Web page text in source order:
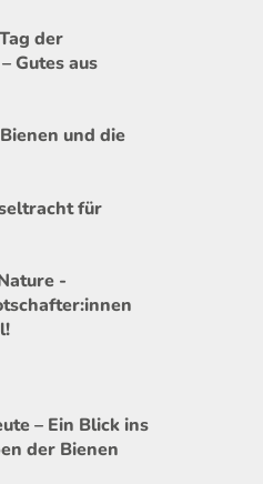
der
Gutes aus
und die
für
-
– Ein Blick ins
der Bienen